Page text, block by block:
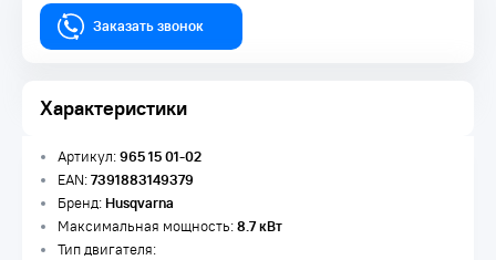
Заказать звонок
Характеристики
Артикул:965 15 01-02
EAN:7391883149379
Бренд:Husqvarna
Максимальная мощность:8.7 кВт
Тип двигателя: